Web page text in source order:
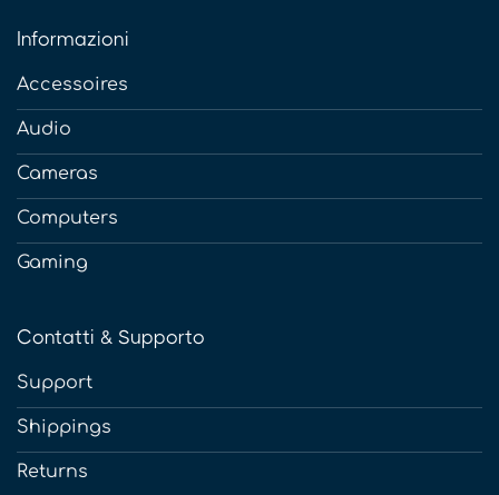
Informazioni
Accessoires
Audio
Cameras
Computers
Gaming
Contatti & Supporto
Support
Shippings
Returns